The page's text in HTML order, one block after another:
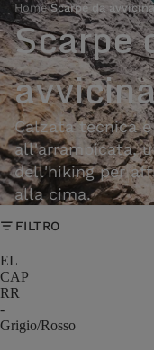
Home›Scarpe da
Scarpe
Calzata tecnica
all'arrampicata,
dell'hiking per
alla cima.
FILTRO
EL
CAP
RR
-
Grigio/Rosso